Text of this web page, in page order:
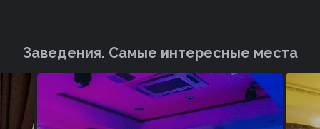
Заведения. Cамые интересные места